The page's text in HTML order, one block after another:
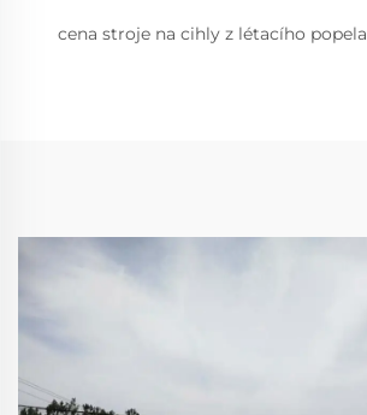
cena stroje na cihly z létacího popela